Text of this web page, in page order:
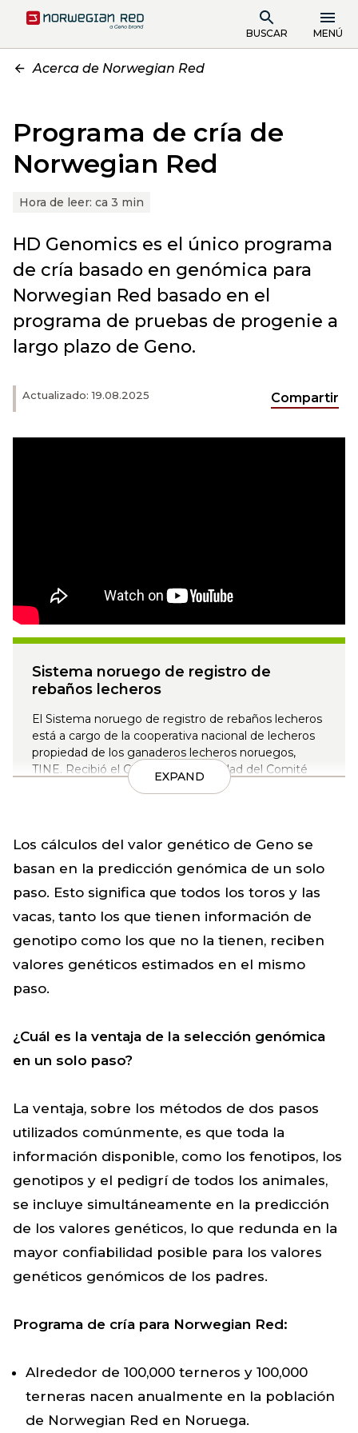
BUSCAR MENÚ
Acerca de Norwegian Red
Programa de cría de
Norwegian Red
Hora de leer: ca 3 min
Actualizado: 19.08.2025 Compartir
HD Genomics es el único programa
de cría basado en genómica para
Norwegian Red basado en el
programa de pruebas de progenie a
largo plazo de Geno.
Los cálculos del valor genético de Geno se
basan en la predicción genómica de un solo
paso. Esto significa que todos los toros y las
vacas, tanto los que tienen información de
genotipo como los que no la tienen, reciben
valores genéticos estimados en el mismo
paso.
¿Cuál es la ventaja de la selección genómica
en un solo paso?
La ventaja, sobre los métodos de dos pasos
utilizados comúnmente, es que toda la
información disponible, como los fenotipos, los
genotipos y el pedigrí de todos los animales,
se incluye simultáneamente en la predicción
de los valores genéticos, lo que redunda en la
mayor confiabilidad posible para los valores
genéticos genómicos de los padres.
Programa de cría para Norwegian Red:
Alrededor de 100,000 terneros y 100,000
terneras nacen anualmente en la población
de Norwegian Red en Noruega.
Sistema noruego de registro de
rebaños lecheros
El Sistema noruego de registro de rebaños lecheros
está a cargo de la cooperativa nacional de lecheros
propiedad de los ganaderos lecheros noruegos,
TINE. Recibió el Certificado de calidad del Comité
Internacional para el Registro de Animales (ICAR,
lecheros de Noruega y de una gran cantidad de
fuentes.
Lea más sobre el Sistema noruego de registro de
rebaños lecheros aquí
EXPAND